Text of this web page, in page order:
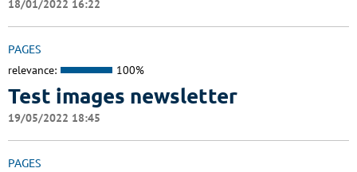
18/01/2022 16:22
PAGES
relevance: 100%
Test images newsletter
19/05/2022 18:45
PAGES